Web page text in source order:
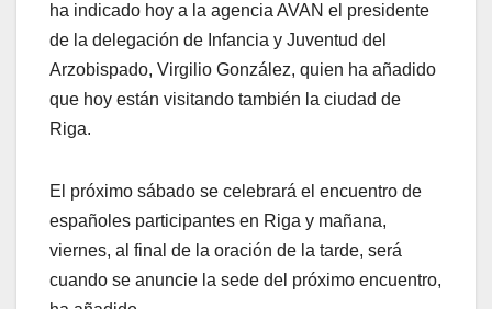
ha indicado hoy a la agencia AVAN el presidente
de la delegación de Infancia y Juventud del
Arzobispado, Virgilio González, quien ha añadido
que hoy están visitando también la ciudad de
Riga.
El próximo sábado se celebrará el encuentro de
españoles participantes en Riga y mañana,
viernes, al final de la oración de la tarde, será
cuando se anuncie la sede del próximo encuentro,